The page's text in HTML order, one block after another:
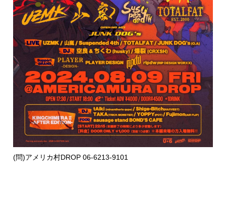
(問)アメリカ村DROP 06-6213-9101